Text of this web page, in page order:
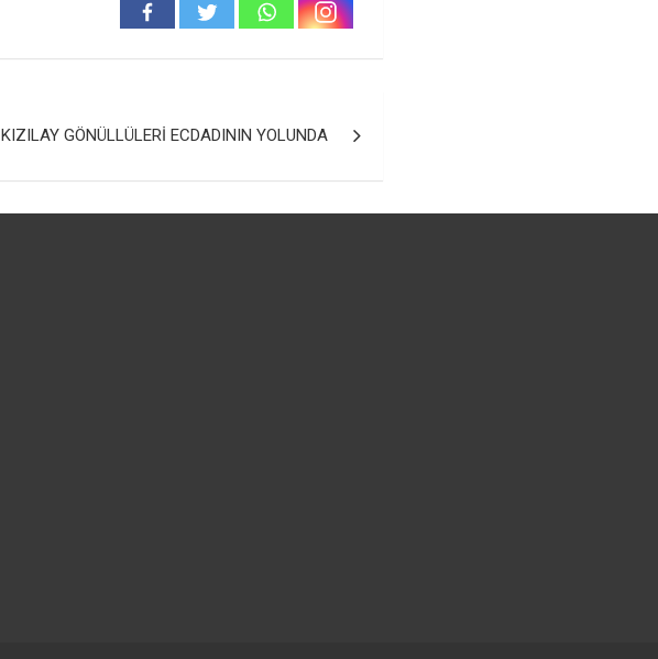
KIZILAY GÖNÜLLÜLERİ ECDADININ YOLUNDA